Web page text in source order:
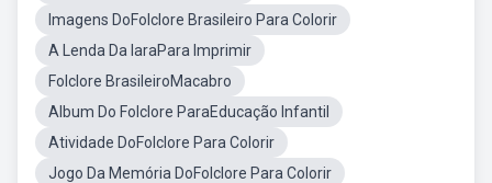
Imagens DoFolclore Brasileiro Para Colorir
A Lenda Da IaraPara Imprimir
Folclore BrasileiroMacabro
Album Do Folclore ParaEducação Infantil
Atividade DoFolclore Para Colorir
Jogo Da Memória DoFolclore Para Colorir